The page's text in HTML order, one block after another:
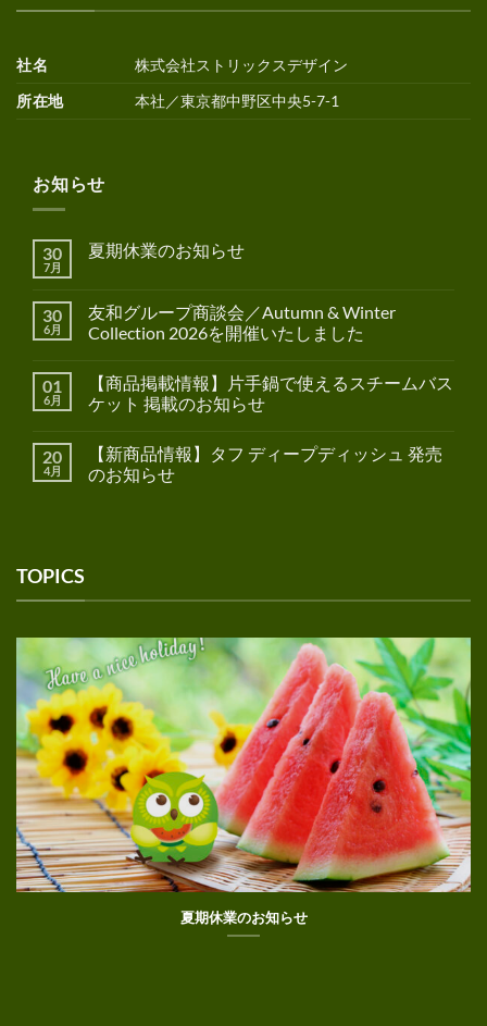
社名
株式会社ストリックスデザイン
所在地
本社／東京都中野区中央5-7-1
お知らせ
30
7月
夏期休業のお知らせ
30
6月
友和グループ商談会／Autumn & Winter
Collection 2026を開催いたしました
01
6月
【商品掲載情報】片手鍋で使えるスチームバス
ケット 掲載のお知らせ
20
4月
【新商品情報】タフ ディープディッシュ 発売
のお知らせ
TOPICS
夏期休業のお知らせ